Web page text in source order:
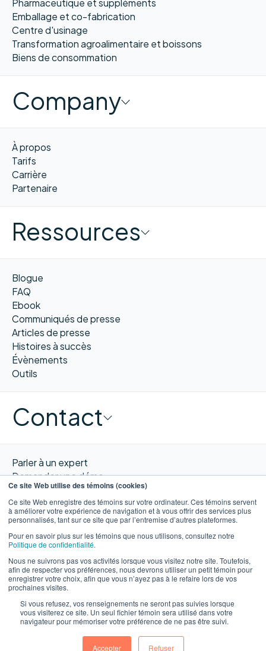
Ce site Web utilise des témoins (cookies)
Ce site Web enregistre des témoins sur votre ordinateur. Ces témoins servent
à améliorer votre expérience de navigation et à vous offrir des services plus
personnalisés, tant sur ce site que par l’entremise d’autres plateformes.
Pour en savoir plus sur les témoins que nous utilisons, consultez notre
Politique de confidentialité.
Nous ne suivrons pas vos activités lorsque vous visitez notre site. Toutefois,
afin de respecter vos préférences, nous devrons utiliser un petit témoin pour
enregistrer votre choix, afin que vous n’ayez pas à le refaire lors de vos
prochaines visites.
Si vous refusez, vos renseignements ne seront pas suivies lorsque
vous visiterez ce site. Un seul fichier témoin sera utilisé dans votre
navigateur pour mémoriser votre préférence de ne pas être suivi.
Accepter Refuser
Pharmaceutique et suppléments
Emballage et co-fabrication
Centre d'usinage
Transformation agroalimentaire et boissons
Biens de consommation
Company
À propos
Tarifs
Carrière
Partenaire
Ressources
Blogue
FAQ
Ebook
Communiqués de presse
Articles de presse
Histoires à succès
Évènements
Outils
Contact
Parler à un expert
Demander une démo
Obtenir un devis
Contacter nous
EN
©WORXIMITY 2023
Privacy
Terms &
Conditions
Website by